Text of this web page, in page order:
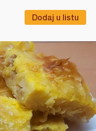
Dodaj u listu